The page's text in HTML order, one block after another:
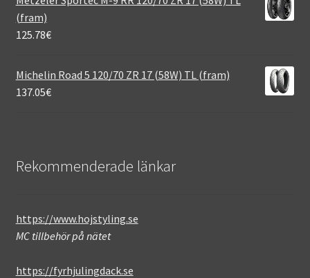
(fram)
125.78€
Michelin Road 5 120/70 ZR 17 (58W) TL (fram)
137.05€
Rekommenderade länkar
https://www.hojstyling.se
MC tillbehör på nätet
https://fyrhjulingdack.se